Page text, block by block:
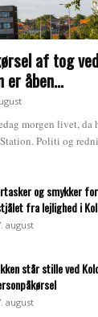
af tog ved
åben...
morgen livet, da
Politi og
og smykker
fra lejlighed i
august
står stille ved
august